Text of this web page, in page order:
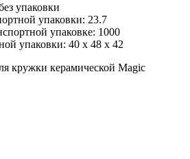
упаковки
упаковки: 23.7
упаковке: 1000
упаковки: 40 x 48 x 42
кружки керамической Magic